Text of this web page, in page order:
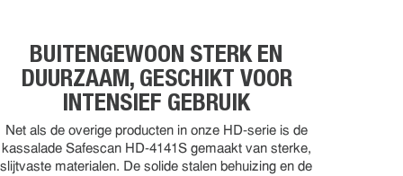
BUITENGEWOON STERK EN
DUURZAAM, GESCHIKT VOOR
INTENSIEF GEBRUIK
Net als de overige producten in onze HD-serie is de
kassalade Safescan HD-4141S gemaakt van sterke,
slijtvaste materialen. De solide stalen behuizing en de